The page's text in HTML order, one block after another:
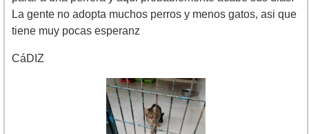
La gente no adopta muchos perros y menos gatos, asi que
tiene muy pocas esperanz
CáDIZ